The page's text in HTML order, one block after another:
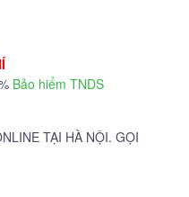
Bảo hiểm TNDS
TẠI HÀ NỘI. GỌI